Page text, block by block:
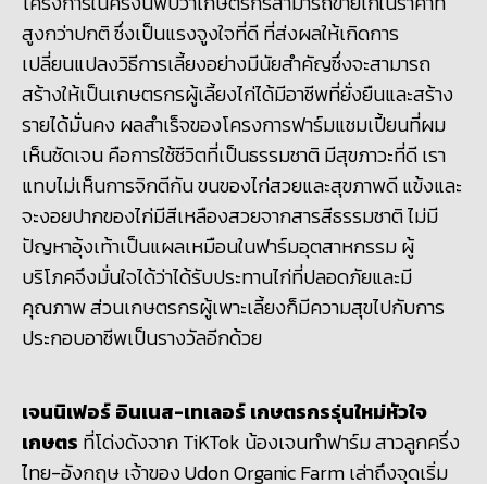
สูงกว่าปกติ ซึ่งเป็นแรงจูงใจที่ดี ที่ส่งผลให้เกิดการ
เปลี่ยนแปลงวิธีการเลี้ยงอย่างมีนัยสำคัญซึ่งจะสามารถ
สร้างให้เป็นเกษตรกรผู้เลี้ยงไก่ได้มีอาชีพที่ยั่งยืนและสร้าง
รายได้มั่นคง ผลสำเร็จของโครงการฟาร์มแชมเปี้ยนที่ผม
เห็นชัดเจน คือการใช้ชีวิตที่เป็นธรรมชาติ มีสุขภาวะที่ดี เรา
แทบไม่เห็นการจิกตีกัน ขนของไก่สวยและสุขภาพดี แข้งและ
จะงอยปากของไก่มีสีเหลืองสวยจากสารสีธรรมชาติ ไม่มี
ปัญหาอุ้งเท้าเป็นแผลเหมือนในฟาร์มอุตสาหกรรม ผู้
บริโภคจึงมั่นใจได้ว่าได้รับประทานไก่ที่ปลอดภัยและมี
คุณภาพ ส่วนเกษตรกรผู้เพาะเลี้ยงก็มีความสุขไปกับการ
ประกอบอาชีพเป็นรางวัลอีกด้วย
เจนนิเฟอร์ อินเนส-เทเลอร์ เกษตรกรรุ่นใหม่หัวใจ
เกษตร ที่โด่งดังจาก ​TiKTok น้องเจนทำฟาร์ม สาวลูกครึ่ง
ไทย-อังกฤษ เจ้าของ Udon Organic Farm เล่าถึงจุดเริ่ม